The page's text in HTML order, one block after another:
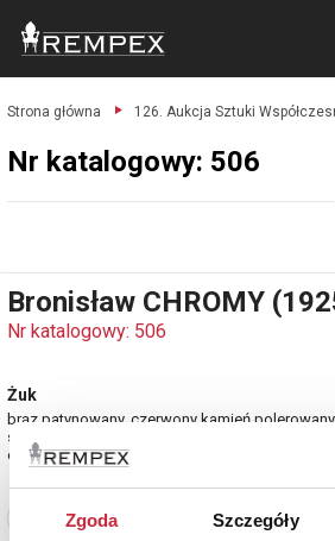
Zgoda Szczegóły
Strona główna 126. Aukcja Sztuki
Nr katalogowy: 506
Bronisław CHROMY
Nr katalogowy: 506
Żuk
brąz patynowany, czerwony kamień
sygn. na nóżce: BCHROMY.
estymacja: 2 000 - 2 500 zł
Zobacz pełne informacje